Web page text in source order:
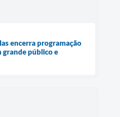
encerra programação
grande público e